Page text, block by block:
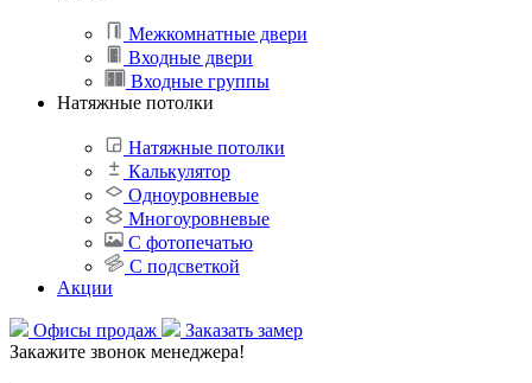
Межкомнатные двери
Входные двери
Входные группы
Натяжные потолки
Натяжные потолки
Калькулятор
Одноуровневые
Многоуровневые
С фотопечатью
С подсветкой
Акции
Офисы продаж
Заказать замер
Закажите звонок менеджера!